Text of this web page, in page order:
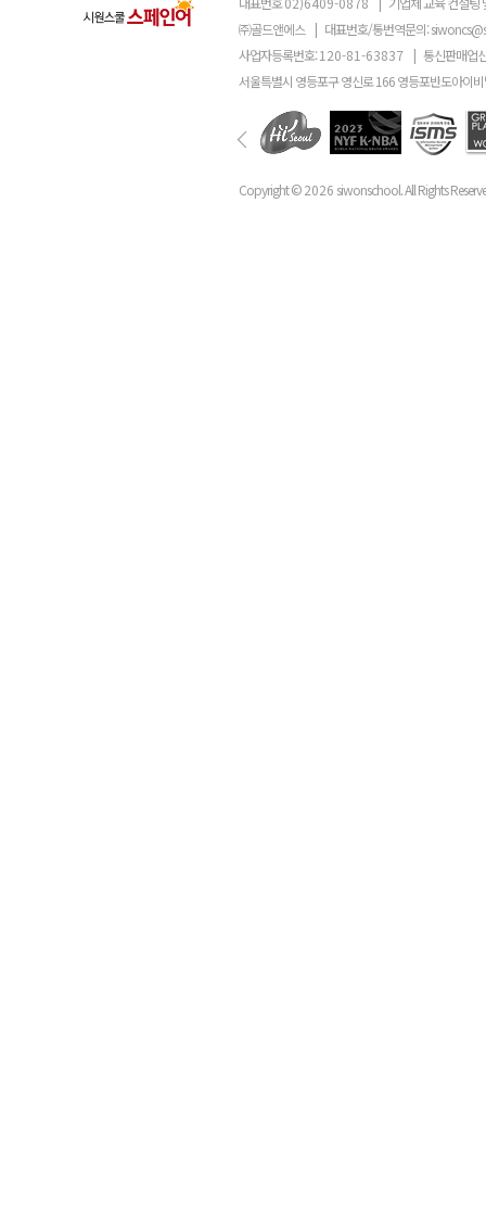
㈜골드앤에스 | 대표번호/통번역문의:
사업자등록번호:120-81-63837 | 통신판매업
서울특별시 영등포구 영신로 166 영등포반도아이
Copyright ©2026 siwonschool. All Rights